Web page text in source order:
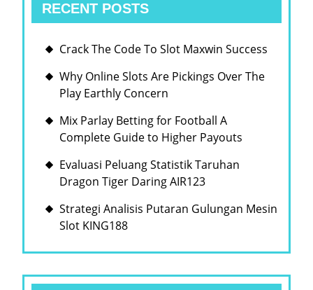
RECENT POSTS
Crack The Code To Slot Maxwin Success
Why Online Slots Are Pickings Over The
Play Earthly Concern
Mix Parlay Betting for Football A
Complete Guide to Higher Payouts
Evaluasi Peluang Statistik Taruhan
Dragon Tiger Daring AIR123
Strategi Analisis Putaran Gulungan Mesin
Slot KING188